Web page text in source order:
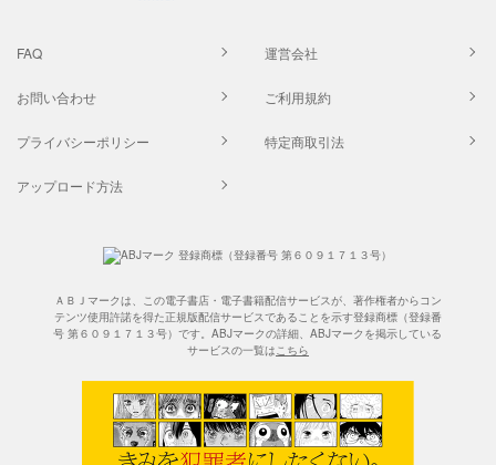
FAQ 運営会社
お問い合わせ ご利用規約
プライバシーポリシー 特定商取引法
アップロード方法
ＡＢＪマークは、この電子書店・電子書籍配信サービスが、著作権者からコン
テンツ使用許諾を得た正規版配信サービスであることを示す登録商標（登録番
号 第６０９１７１３号）です。ABJマークの詳細、ABJマークを掲示している
サービスの一覧はこちら